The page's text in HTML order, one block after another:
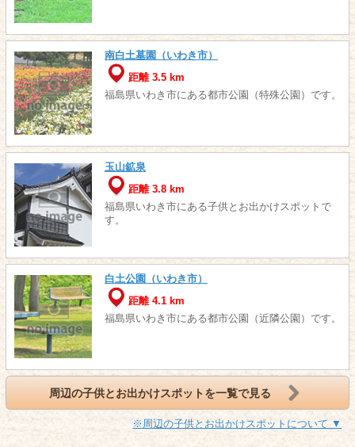
南白土墓園（いわき市）
距離 3.5 km
福島県いわき市にある都市公園（特殊公園）です。
玉山鉱泉
距離 3.8 km
福島県いわき市にある子供とお出かけスポットで
す。
白土公園（いわき市）
距離 4.1 km
福島県いわき市にある都市公園（近隣公園）です。
周辺の子供とお出かけスポットを一覧で見る
※周辺の子供とお出かけスポットについて ▼